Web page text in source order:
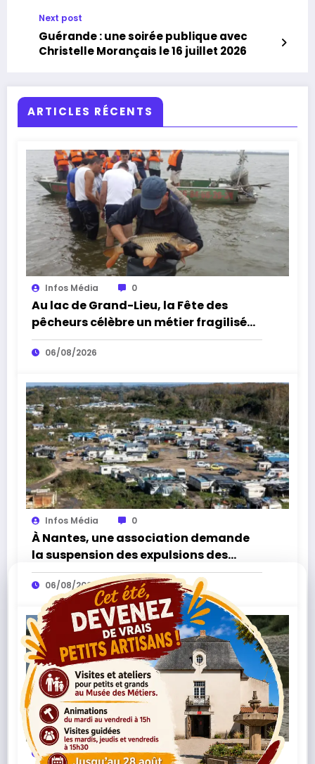
Next post
Guérande : une soirée publique avec
Christelle Morançais le 16 juillet 2026
ARTICLES RÉCENTS
Infos Média 0
Au lac de Grand-Lieu, la Fête des
pêcheurs célèbre un métier fragilisé
par les cormorans et la sécheresse
06/08/2026
Infos Média 0
À Nantes, une association demande
la suspension des expulsions des
bidonvilles sans solution de
relogement
06/08/2026
Infos Média 0